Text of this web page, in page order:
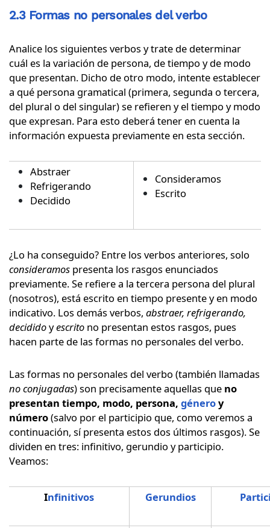
2.3 Formas no personales del verbo
Analice los siguientes verbos y trate de determinar
cuál es la variación de persona, de tiempo y de modo
que presentan. Dicho de otro modo, intente establecer
a qué persona gramatical (primera, segunda o tercera,
del plural o del singular) se refieren y el tiempo y modo
que expresan. Para esto deberá tener en cuenta la
información expuesta previamente en esta sección.
Abstraer
Refrigerando
Decidido
Consideramos
Escrito
¿Lo ha conseguido? Entre los verbos anteriores, solo
consideramos presenta los rasgos enunciados
previamente. Se refiere a la tercera persona del plural
(nosotros), está escrito en tiempo presente y en modo
indicativo. Los demás verbos, abstraer, refrigerando,
decididoyescrito no presentan estos rasgos, pues
hacen parte de las formas no personales del verbo.
Las formas no personales del verbo (también llamadas
no conjugadas) son precisamente aquellas que no
presentan tiempo, modo, persona, géneroy
número(salvo por el participio que, como veremos a
continuación, sí presenta estos dos últimos rasgos). Se
dividen en tres: infinitivo, gerundio y participio.
Veamos:
Infinitivos Gerundios